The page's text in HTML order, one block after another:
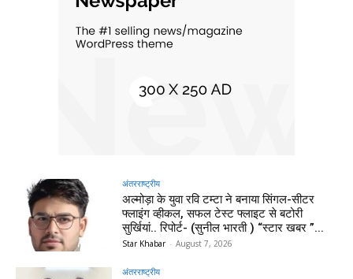
अंतरराष्ट्रीय
अल्मोड़ा के युवा रवि टम्टा ने बनाया सिंगल-सीटर
फ्लाइंग व्हीकल, सफल टेस्ट फ्लाइट से बटोरी
सुर्खियां.. रिपोर्ट- (सुनील भारती ) “स्टार खबर ”...
Star Khabar - August 7, 2026
अंतरराष्ट्रीय